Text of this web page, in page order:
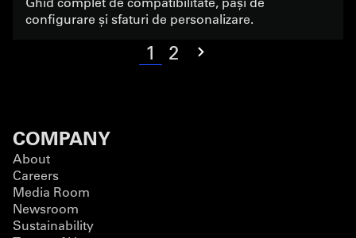
configurare și sfaturi de personalizare.
1 2
COMPANY
About
Careers
Media Room
Newsroom
Sustainability